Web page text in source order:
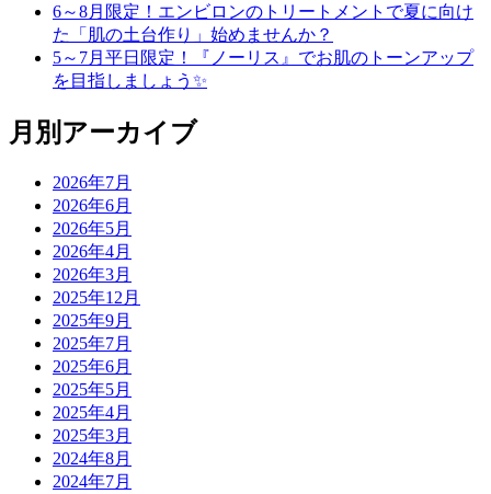
6～8月限定！エンビロンのトリートメントで夏に向け
た「肌の土台作り」始めませんか？
5～7月平日限定！『ノーリス』でお肌のトーンアップ
を目指しましょう✨
月別アーカイブ
2026年7月
2026年6月
2026年5月
2026年4月
2026年3月
2025年12月
2025年9月
2025年7月
2025年6月
2025年5月
2025年4月
2025年3月
2024年8月
2024年7月